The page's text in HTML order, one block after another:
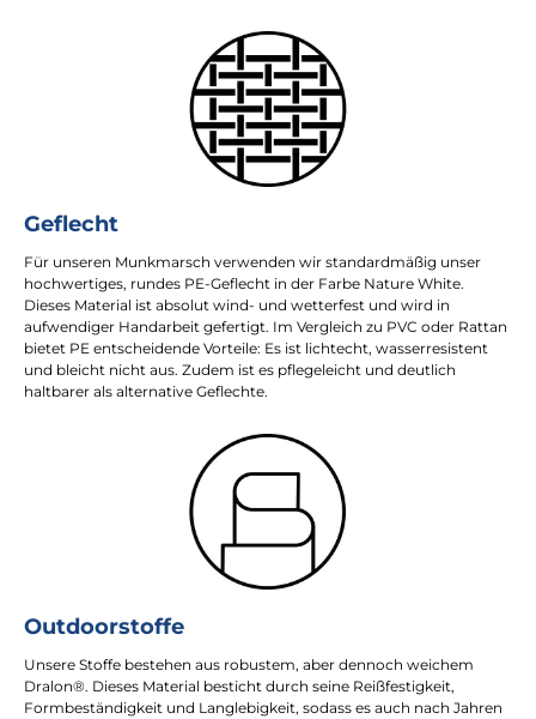
Geflecht
Für unseren Munkmarsch verwenden wir standardmäßig unser
hochwertiges, rundes PE-Geflecht in der Farbe Nature White.
Dieses Material ist absolut wind- und wetterfest und wird in
aufwendiger Handarbeit gefertigt. Im Vergleich zu PVC oder Rattan
bietet PE entscheidende Vorteile: Es ist lichtecht, wasserresistent
und bleicht nicht aus. Zudem ist es pflegeleicht und deutlich
haltbarer als alternative Geflechte.
Outdoorstoffe
Unsere Stoffe bestehen aus robustem, aber dennoch weichem
Dralon®. Dieses Material besticht durch seine Reißfestigkeit,
Formbeständigkeit und Langlebigkeit, sodass es auch nach Jahren